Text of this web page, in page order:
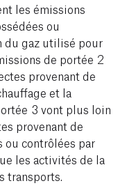
les émissions
ou
du gaz utilisé pour
de portée 2
provenant de
et la
3 vont plus loin
provenant de
ou contrôlées par
les activités de la
transports.